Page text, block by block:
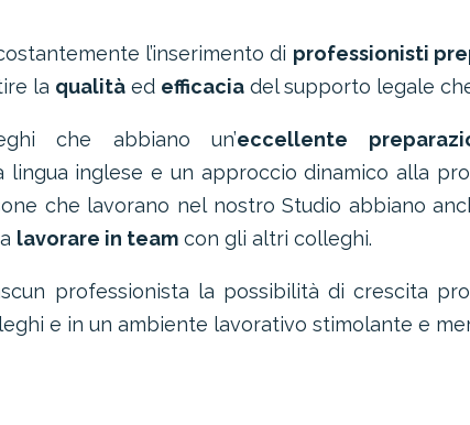
l’inserimento di professionisti
la qualità ed efficacia del supporto legale
che abbiano un’eccellente
lingua inglese e un approccio dinamico alla
che lavorano nel nostro Studio abbiano
lavorare in team con gli altri colleghi.
professionista la possibilità di crescita
e in un ambiente lavorativo stimolante e